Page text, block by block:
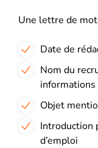
Une lettre de
Date de
Nom du
informations
Objet
Introduction
d’emploi